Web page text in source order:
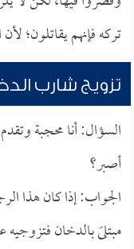
تركه فإنهم يقاتلون؛
تزويج شارب
السؤال: أنا محجبة
أصبر؟
الجواب: إذا كان هذا
مبتلىً بالدخان فتزوجيه